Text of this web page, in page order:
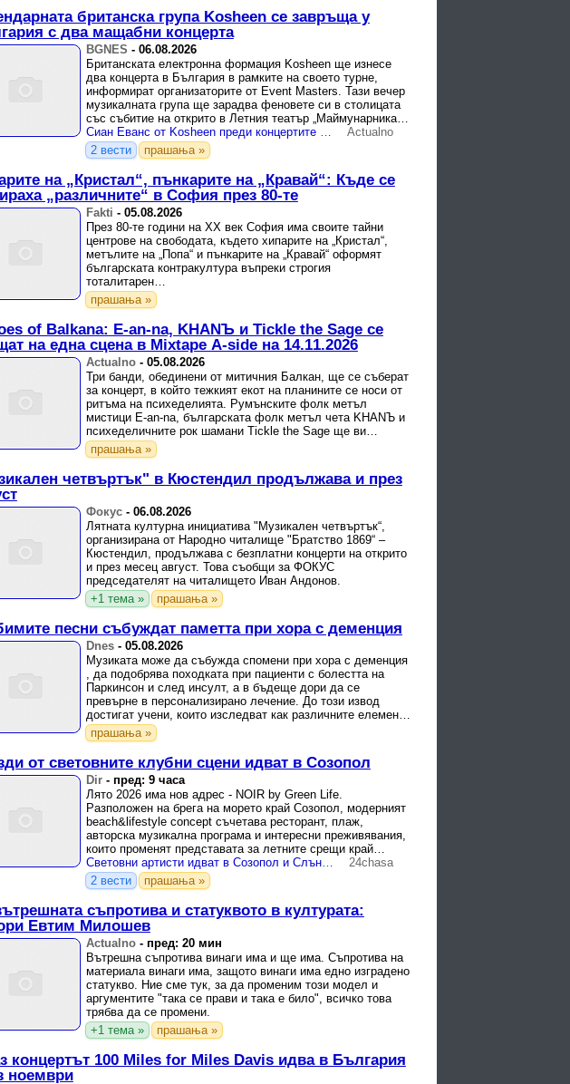
британска група Kosheen се завръща у
с два мащабни концерта
BGNES - 06.08.2026
Британската електронна формация Kosheen ще изнесе
два концерта в България в рамките на своето турне,
информират организаторите от Event Masters. Тази вечер
музикалната група ще зарадва феновете си в столицата
със събитие на открито в Летния театър „Маймунарника“ в
София.
Сиан Еванс от Kosheen преди концертите в България: Оставете телефоните и се насладете на момента!
Actualno
2 вести
прашања »
на „Кристал“, пънкарите на „Кравай“: Къде се
„различните“ в София през 80-те
Fakti - 05.08.2026
През 80-те години на XX век София има своите тайни
центрове на свободата, където хипарите на „Кристал“,
метълите на „Попа“ и пънкарите на „Кравай“ оформят
българската контракултура въпреки строгия
тоталитарен…
прашања »
of Balkana: E-an-na, KHANЪ и Tickle the Sage се
на една сцена в Mixtape A-side на 14.11.2026
Actualno- 05.08.2026
Три банди, обединени от митичния Балкан, ще се съберат
за концерт, в който тежкият екот на планините се носи от
ритъма на психеделията. Румънските фолк метъл
мистици E-an-na, българската фолк метъл чета KHANЪ и
психеделичните рок шамани Tickle the Sage ще ви
поведат по три ...
прашања »
четвъртък" в Кюстендил продължава и през
Фокус- 06.08.2026
Лятната културна инициатива "Музикален четвъртък“,
организирана от Народно читалище "Братство 1869“ –
Кюстендил, продължава с безплатни концерти на открито
и през месец август. Това съобщи за ФОКУС
председателят на читалището Иван Андонов.
+1 тема »
прашања »
песни събуждат паметта при хора с деменция
Dnes- 05.08.2026
Музиката може да събужда спомени при хора с деменция
, да подобрява походката при пациенти с болестта на
Паркинсон и след инсулт, а в бъдеще дори да се
превърне в персонализирано лечение. До този извод
достигат учени, които изследват как различните елементи
на музиката ...
прашања »
от световните клубни сцени идват в Созопол
Dir- пред: 9 часа
Лято 2026 има нов адрес - NOIR by Green Life.
Разположен на брега на морето край Созопол, модерният
beach&lifestyle concept съчетава ресторант, плаж,
авторска музикална програма и интересни преживявания,
които променят представата за летните срещи край
морето.
Световни артисти идват в Созопол и Слънчев бряг
24chasa
2 вести
прашања »
съпротива и статуквото в културата:
Евтим Милошев
Actualno- пред: 20 мин
Вътрешна съпротива винаги има и ще има. Съпротива на
материала винаги има, защото винаги има едно изградено
статукво. Ние сме тук, за да променим този модел и
аргументите "така се прави и така е било", всичко това
трябва да се промени.
+1 тема »
прашања »
концертът 100 Miles for Miles Davis идва в България
ноември